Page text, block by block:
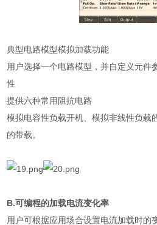
典型电路模型模拟加载功能
用户选择一个电路模型，并自定义元件
性
提供六种常用阻抗电路
模拟电容性负载开机、模拟非线性负载
的带载。
B.可编程的加载电流变化率
用户可根据应用场合设置电流加载时的